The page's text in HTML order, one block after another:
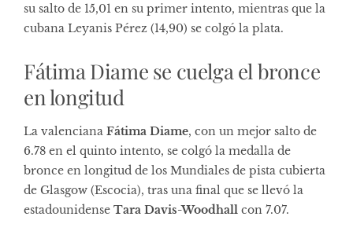
su salto de 15,01 en su primer intento, mientras que la
cubana Leyanis Pérez (14,90) se colgó la plata.
Fátima Diame se cuelga el bronce
en longitud
La valenciana Fátima Diame, con un mejor salto de
6.78 en el quinto intento, se colgó la medalla de
bronce en longitud de los Mundiales de pista cubierta
de Glasgow (Escocia), tras una final que se llevó la
estadounidense Tara Davis-Woodhall con 7.07.